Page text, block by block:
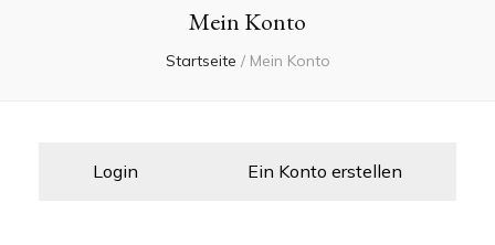
Mein Konto
Startseite / Mein Konto
Login Ein Konto erstellen